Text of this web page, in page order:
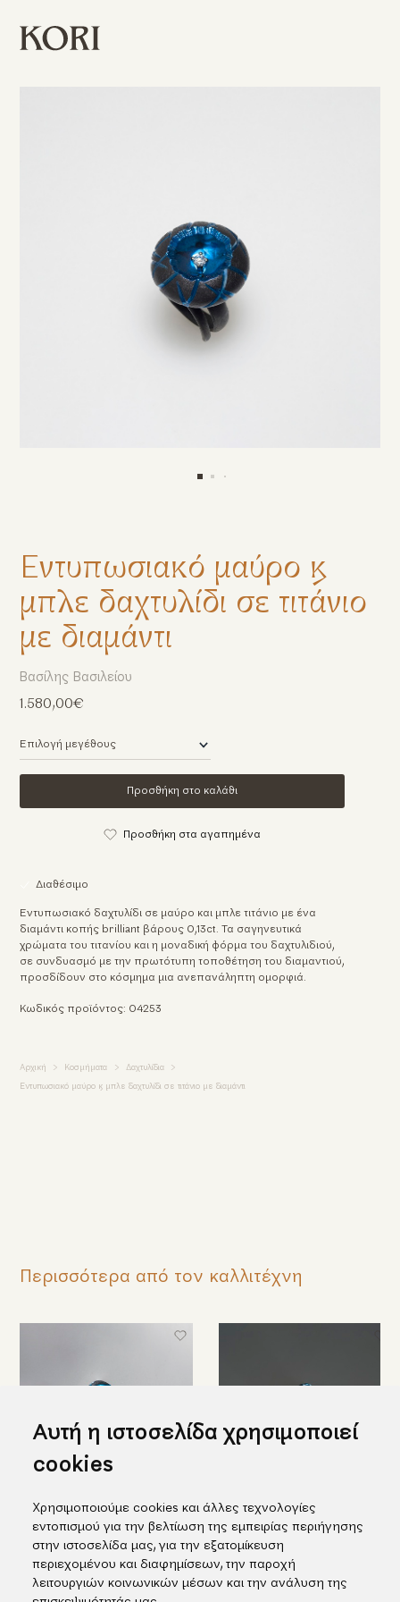
Αυτή η ιστοσελίδα χρησιμοποιεί
cookies
Χρησιμοποιούμε cookies και άλλες τεχνολογίες
εντοπισμού για την βελτίωση της εμπειρίας περιήγησης
στην ιστοσελίδα μας, για την εξατομίκευση
περιεχομένου και διαφημίσεων, την παροχή
λειτουργιών κοινωνικών μέσων και την ανάλυση της
Βασίλης Βασιλείου
1.580,00€
Προσθήκη στο καλάθι
Προσθήκη στα αγαπημένα
Διαθέσιμο
Εντυπωσιακό δαχτυλίδι σε μαύρο και μπλε τιτάνιο με ένα
διαμάντι κοπής brilliant βάρους 0,13ct. Τα σαγηνευτικά
χρώματα του τιτανίου και η μοναδική φόρμα του δαχτυλιδιού,
σε συνδυασμό με την πρωτότυπη τοποθέτηση του διαμαντιού,
προσδίδουν στο κόσμημα μια ανεπανάληπτη ομορφιά.
Κωδικός προϊόντος: 04253
Αρχική Κοσμήματα Δαχτυλίδια
Εντυπωσιακό μαύρο & μπλε δαχτυλίδι σε τιτάνιο με διαμάντι
Εντυπωσιακό μαύρο &
μπλε δαχτυλίδι σε τιτάνιο
με διαμάντι
Περισσότερα από τον καλλιτέχνη
Πανέμορφο δαχτυλίδι σε
μαύρο και μπλε τιτάνιο
655,00€
Δαχτυλίδι σύγχρονου
σχεδιασμού σε μπλε τιτάνιο
και χρυσό (μεσαίο μέγεθος)
1.780,00€